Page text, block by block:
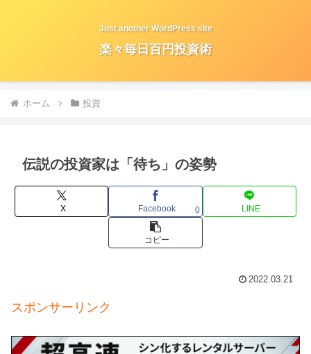
Just another WordPress site
楽々毎日百円投資術
ホーム 投資
伝説の投資家は「待ち」の姿勢
X Facebook 0 LINE
コピー
2022.03.21
スポンサーリンク